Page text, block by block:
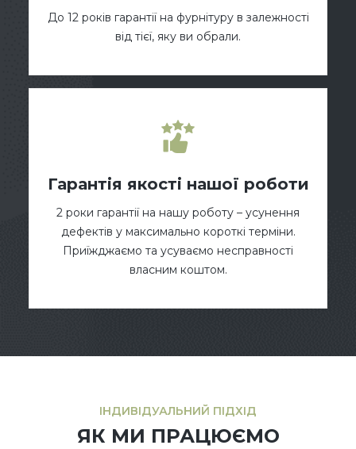
До 12 років гарантії на фурнітуру в залежності
від тієї, яку ви обрали.
Гарантія якості нашої роботи
2 роки гарантії на нашу роботу – усунення
дефектів у максимально короткі терміни.
Приїжджаємо та усуваємо несправності
власним коштом.
ІНДИВІДУАЛЬНИЙ ПІДХІД
ЯК МИ ПРАЦЮЄМО